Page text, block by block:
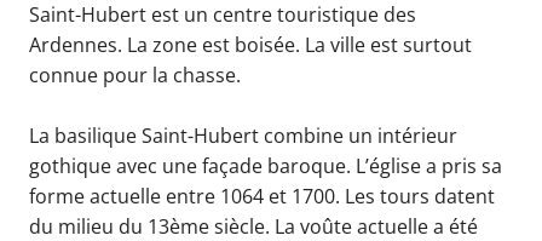
Saint-Hubert est un centre touristique des
Ardennes. La zone est boisée. La ville est surtout
connue pour la chasse.
La basilique Saint-Hubert combine un intérieur
gothique avec une façade baroque. L’église a pris sa
forme actuelle entre 1064 et 1700. Les tours datent
du milieu du 13ème siècle. La voûte actuelle a été